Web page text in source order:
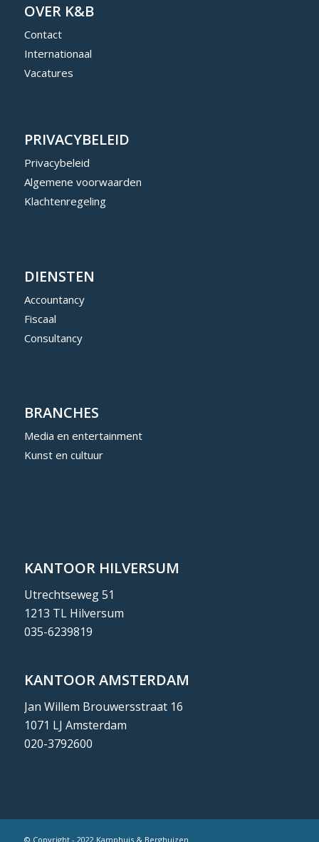
OVER K&B
Contact
Internationaal
Vacatures
PRIVACYBELEID
Privacybeleid
Algemene voorwaarden
Klachtenregeling
DIENSTEN
Accountancy
Fiscaal
Consultancy
BRANCHES
Media en entertainment
Kunst en cultuur
KANTOOR HILVERSUM
Utrechtseweg 51
1213 TL Hilversum
035-6239819
KANTOOR AMSTERDAM
Jan Willem Brouwersstraat 16
1071 LJ Amsterdam
020-3792600
© Copyright - 2022 Kamphuis & Berghuizen